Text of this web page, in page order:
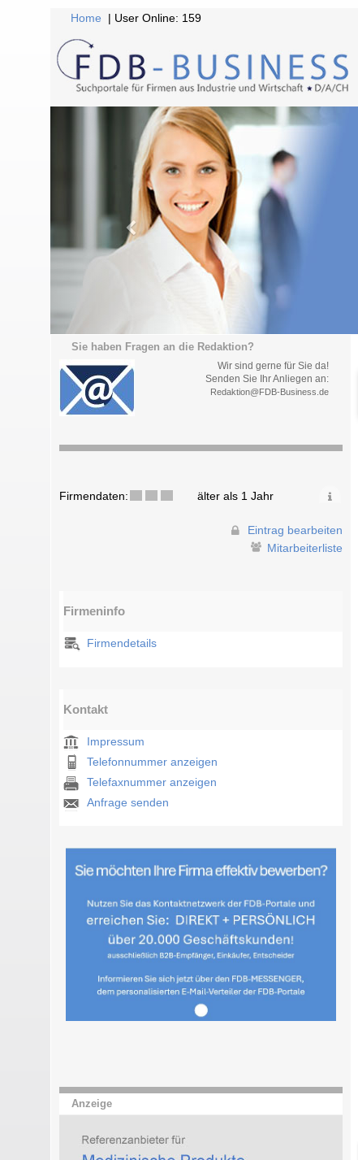
Home | User Online: 159
Sie haben Fragen an die Redaktion?
Wir sind gerne für Sie da!
Senden Sie Ihr Anliegen an:
Redaktion@FDB-Business.de
Firmendaten: älter als 1 Jahr
Eintrag bearbeiten
Mitarbeiterliste
Firmeninfo
Firmendetails
Kontakt
Impressum
Telefonnummer anzeigen
Telefaxnummer anzeigen
Anfrage senden
Anzeige